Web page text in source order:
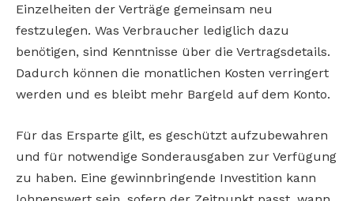
Einzelheiten der Verträge gemeinsam neu
festzulegen. Was Verbraucher lediglich dazu
benötigen, sind Kenntnisse über die Vertragsdetails.
Dadurch können die monatlichen Kosten verringert
werden und es bleibt mehr Bargeld auf dem Konto.
Für das Ersparte gilt, es geschützt aufzubewahren
und für notwendige Sonderausgaben zur Verfügung
zu haben. Eine gewinnbringende Investition kann